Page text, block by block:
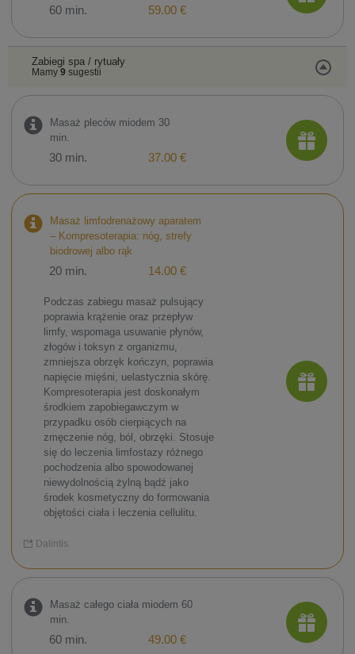
60 min. 59.00 €
Zabiegi spa / rytuały
Mamy 9 sugestii
Masaż pleców miodem 30
min.
30 min. 37.00 €
Masaż limfodrenażowy aparatem
– Kompresoterapia: nóg, strefy
biodrowej albo rąk
20 min. 14.00 €
Podczas zabiegu masaż pulsujący
poprawia krążenie oraz przepływ
limfy, wspomaga usuwanie płynów,
złogów i toksyn z organizmu,
zmniejsza obrzęk kończyn, poprawia
napięcie mięśni, uelastycznia skórę.
Kompresoterapia jest doskonałym
środkiem zapobiegawczym w
przypadku osób cierpiących na
zmęczenie nóg, ból, obrzęki. Stosuje
się do leczenia limfostazy różnego
pochodzenia albo spowodowanej
niewydolnością żylną bądź jako
środek kosmetyczny do formowania
objętości ciała i leczenia cellulitu.
Dalintis
Masaż całego ciała miodem 60
min.
60 min. 49.00 €